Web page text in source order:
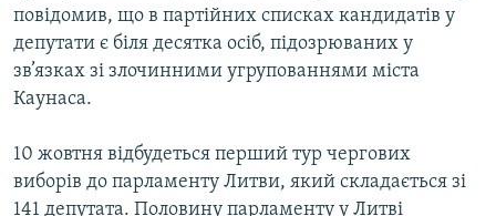
РУС
УКР
КТАТ
ДОЛУЧАЙСЯ!
повідомив, що в партійних списках кандидатів у
депутати є біля десятка осіб, підозрюваних у
зв’язках зі злочинними угрупованнями міста
Каунаса.
10 жовтня відбудеться перший тур чергових
виборів до парламенту Литви, який складається зі
141 депутата. Половину парламенту у Литві